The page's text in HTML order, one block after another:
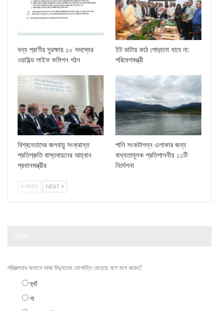
বন্য প্রাণীর সুরক্ষায় ১০ সদস্যের
ওয়াইল্ড লাইফ কমিশন গঠন
ইট ভাটায় কাঠ পোড়ানো যাবে না:
পরিবেশমন্ত্রী
বিশ্বনেতাদের জলবায়ু সংক্রান্ত
প্রতিশ্রুতি বাস্তবায়নের আহ্বান
প্রধানমন্ত্রীর
পানি সংকটাপন্ন এলাকার জন্য
বাধ্যতামূলক প্রতিপালনীয় ১১টি
নির্দেশনা
PREV NEXT
পরিকল্পনার অভাবে আজ বিদ্যুতের ভোগান্তি বেড়েছে বলে মনে করেন?
হ্যাঁ
না